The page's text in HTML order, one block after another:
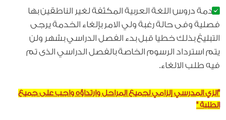
خدمة دروس اللغة العربية المكثفة لغير الناطقين بها
فصلية وفى حالة رغبة ولي الامر بإلغاء الخدمة يرجى
التبليغ بذلك خطيا قبل بدء الفصل الدراسي بشهر ولن
يتم استرداد الرسوم الخاصة بالفصل الدراسي الذى تم
فيه طلب الالغاء.
''الزي المدرسي إلزامي لجميع المراحل وارتداؤه واجب على جميع
الطلبة ''